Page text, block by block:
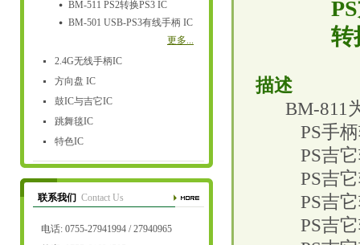
BM-511 PS2转换PS3 IC
BM-501 USB-PS3有线手柄 IC
更多...
2.4G无线手柄IC
方向盘 IC
鼓IC与吉它IC
跳舞毯IC
特色IC
联系我们 Contact Us
电话: 0755-27941994 / 27940965
PS
转
描述
BM-811
PS手
PS吉
PS吉
PS吉
PS吉